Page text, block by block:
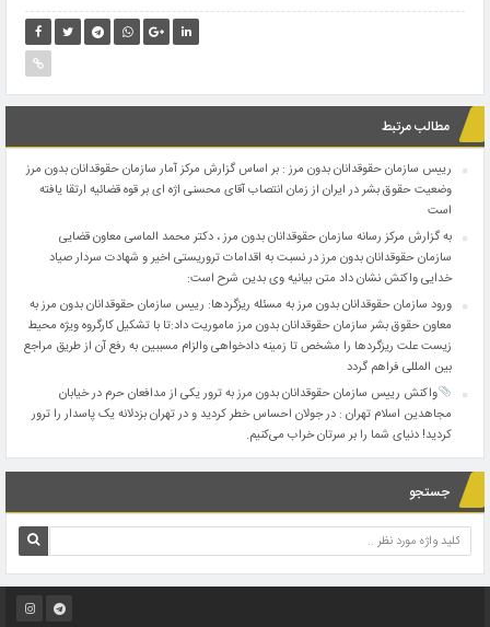
مطالب مرتبط
رییس سازمان حقوقدانان بدون مرز : بر اساس گزارش مرکز آمار سازمان حقوقدانان بدون مرز
وضعیت حقوق بشر در ایران از زمان انتصاب آقای محسنی اژه ای بر قوه قضائیه ارتقا یافته
است
به گزارش مرکز رسانه سازمان حقوقدانان بدون مرز ، دکتر محمد الماسی معاون قضایی
سازمان حقوقدانان بدون مرز در نسبت به اقدامات تروریستی اخیر و شهادت سردار صیاد
خدایی واکنش نشان داد متن بیانیه وی بدین شرح است:
ورود سازمان حقوقدانان بدون مرز به مسئله ریزگردها: رییس سازمان حقوقدانان بدون مرز به
معاون‌ حقوق بشر سازمان حقوقدانان بدون مرز ماموریت داد:تا با تشکیل کارگروه ویژه محیط
زیست علت ریزگردها را مشخص تا زمینه دادخواهی والزام مسببین به رفع آن از طریق مراجع
بین المللی فراهم گردد
واکنش رییس سازمان حقوقدانان بدون مرز به ترور یکی از مدافعان حرم در خیابان
مجاهدین اسلام تهران : در جولان احساس خطر کردید و در تهران بزدلانه یک پاسدار را ترور
کردید! دنیای شما را بر سرتان خراب می‌کنیم.
جستجو